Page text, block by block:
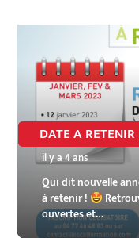
DATE A RETENIR
il y a 4 ans
Qui dit nouvelle
à retenir !
ouvertes et…